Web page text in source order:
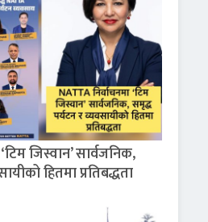
जिस्वान’ सार्वजनिक,
हितमा प्रतिबद्धता